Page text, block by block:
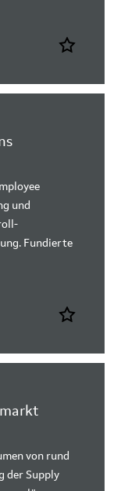
und
Fundierte
von rund
der Supply